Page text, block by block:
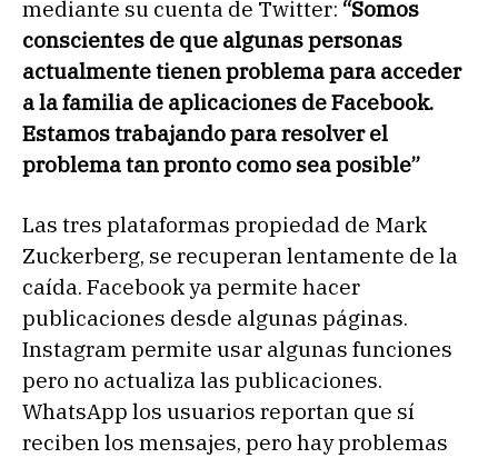
mediante su cuenta de Twitter: “Somos
conscientes de que algunas personas
actualmente tienen problema para acceder
a la familia de aplicaciones de Facebook.
Estamos trabajando para resolver el
problema tan pronto como sea posible”
Las tres plataformas propiedad de Mark
Zuckerberg, se recuperan lentamente de la
caída. Facebook ya permite hacer
publicaciones desde algunas páginas.
Instagram permite usar algunas funciones
pero no actualiza las publicaciones.
WhatsApp los usuarios reportan que sí
reciben los mensajes, pero hay problemas